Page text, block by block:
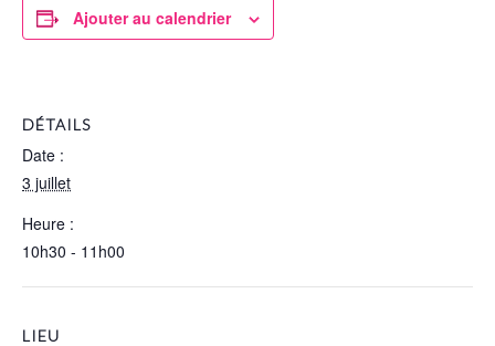
Ajouter au calendrier
DÉTAILS
Date :
3 juillet
Heure :
10h30 - 11h00
LIEU